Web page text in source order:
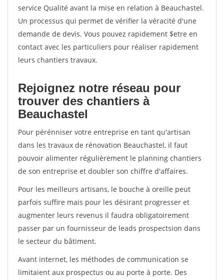
service Qualité avant la mise en relation à Beauchastel.
Un processus qui permet de vérifier la véracité d'une
demande de devis. Vous pouvez rapidement $etre en
contact avec les particuliers pour réaliser rapidement
leurs chantiers travaux.
Rejoignez notre réseau pour
trouver des chantiers à
Beauchastel
Pour pérénniser votre entreprise en tant qu'artisan
dans les travaux de rénovation Beauchastel, il faut
pouvoir alimenter régulièrement le planning chantiers
de son entreprise et doubler son chiffre d'affaires.
Pour les meilleurs artisans, le bouche à oreille peut
parfois suffire mais pour les désirant progresser et
augmenter leurs revenus il faudra obligatoirement
passer par un fournisseur de leads prospectsion dans
le secteur du bâtiment.
Avant internet, les méthodes de communication se
limitaient aux prospectus ou au porte à porte. Des